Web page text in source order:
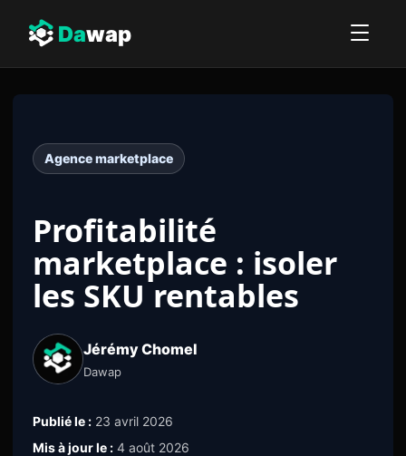
Dawap
Agence marketplace
Profitabilité
marketplace : isoler
les SKU rentables
Jérémy Chomel
Dawap
Publié le : 23 avril 2026
Mis à jour le : 4 août 2026